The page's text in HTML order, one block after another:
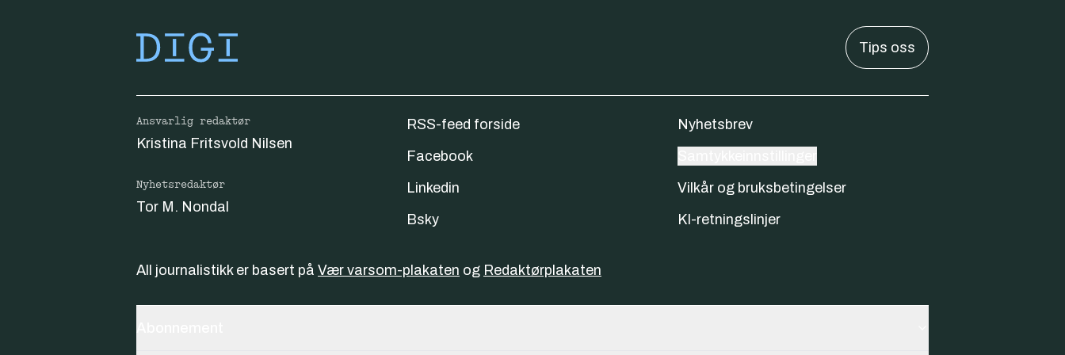
Tips oss
Ansvarlig redaktør
Kristina Fritsvold Nilsen
Nyhetsredaktør
Tor M. Nondal
RSS-feed forside
Facebook
Linkedin
Bsky
Nyhetsbrev
Vilkår og bruksbetingelser
KI-retningslinjer
All journalistikk er basert på Vær varsom-plakaten og Redaktørplakaten